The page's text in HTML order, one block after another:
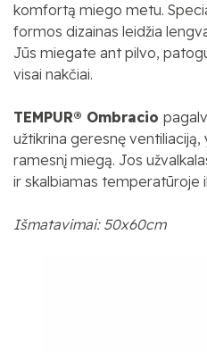
komfortą miego metu.
formos dizainas leidžia
Jūs miegate ant pilvo,
visai nakčiai.
TEMPUR® Ombracio p
užtikrina geresnę ventiliaciją,
ramesnį miegą. Jos užvalkal
ir skalbiamas temperatūroje
Išmatavimai: 50x60cm